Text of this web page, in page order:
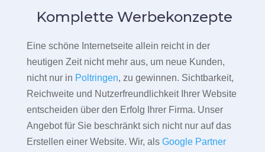
Komplette Werbekonzepte
Eine schöne Internetseite allein reicht in der
heutigen Zeit nicht mehr aus, um neue Kunden,
nicht nur in Poltringen, zu gewinnen. Sichtbarkeit,
Reichweite und Nutzerfreundlichkeit Ihrer Website
entscheiden über den Erfolg Ihrer Firma. Unser
Angebot für Sie beschränkt sich nicht nur auf das
Erstellen einer Website. Wir, als Google Partner